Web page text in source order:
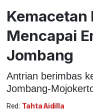
Kemacetan
Mencapai
Jombang
Antrian berimbas
Jombang-
Red: Tahta Aidilla